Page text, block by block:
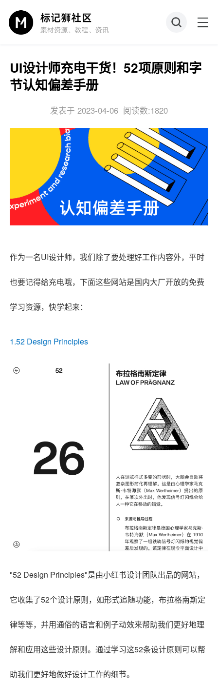
UI设计师充电干货！52项原则和字
节认知偏差手册
发表于 2023-04-06 阅读数:1820
作为一名UI设计师，我们除了要处理好工作内容外，平时
也要记得给充电哦，下面这些网站是国内大厂开放的免费
学习资源，快学起来：
1.52 Design Principles
"52 Design Principles"是由小红书设计团队出品的网站，
它收集了52个设计原则，如形式追随功能，布拉格南斯定
律等等，并用通俗的语言和例子动效来帮助我们更好地理
解和应用这些设计原则。通过学习这52条设计原则可以帮
助我们更好地做好设计工作的细节。